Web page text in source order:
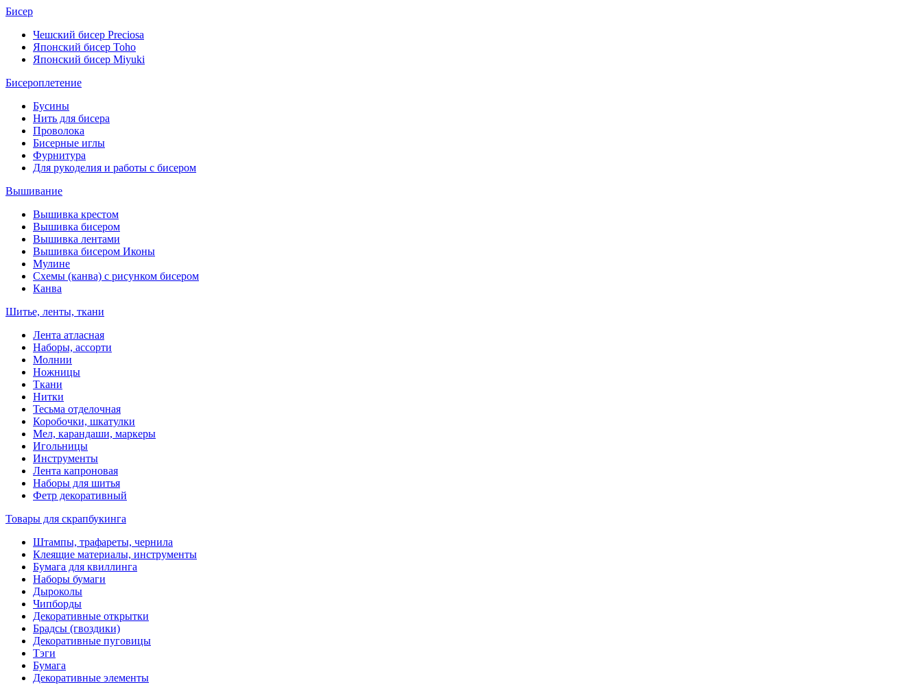
Бисер
Чешский бисер Preciosa
Японский бисер Toho
Японский бисер Miyuki
Бисероплетение
Бусины
Нить для бисера
Проволока
Бисерные иглы
Фурнитура
Для рукоделия и работы с бисером
Вышивание
Вышивка крестом
Вышивка бисером
Вышивка лентами
Вышивка бисером Иконы
Мулине
Схемы (канва) с рисунком бисером
Канва
Шитье, ленты, ткани
Лента атласная
Наборы, ассорти
Молнии
Ножницы
Ткани
Нитки
Тесьма отделочная
Коробочки, шкатулки
Мел, карандаши, маркеры
Игольницы
Инструменты
Лента капроновая
Наборы для шитья
Фетр декоративный
Товары для скрапбукинга
Штампы, трафареты, чернила
Клеящие материалы, инструменты
Бумага для квиллинга
Наборы бумаги
Дыроколы
Чипборды
Декоративные открытки
Брадсы (гвоздики)
Декоративные пуговицы
Тэги
Бумага
Декоративные элементы